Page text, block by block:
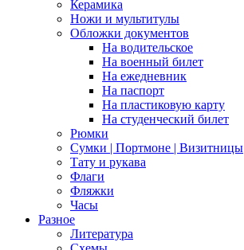
Керамика
Ножи и мультитулы
Обложки документов
На водительское
На военный билет
На ежедневник
На паспорт
На пластиковую карту
На студенческий билет
Рюмки
Сумки | Портмоне | Визитницы
Тату и рукава
Флаги
Фляжки
Часы
Разное
Литература